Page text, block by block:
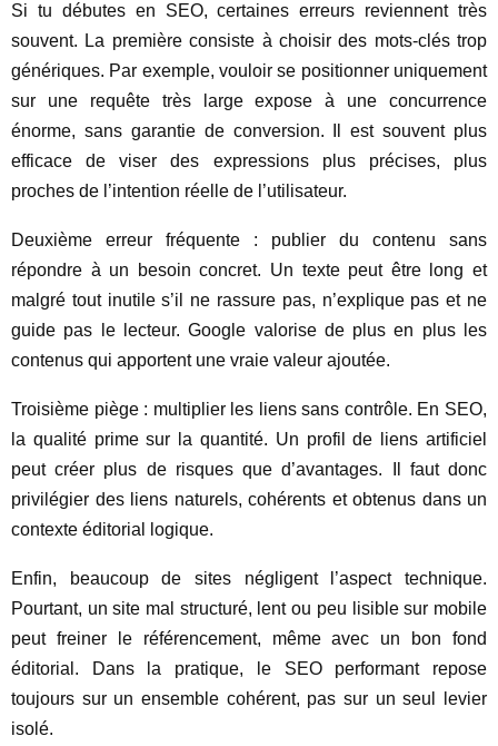
Si tu débutes en SEO, certaines erreurs reviennent très
souvent. La première consiste à choisir des mots-clés trop
génériques. Par exemple, vouloir se positionner uniquement
sur une requête très large expose à une concurrence
énorme, sans garantie de conversion. Il est souvent plus
efficace de viser des expressions plus précises, plus
proches de l’intention réelle de l’utilisateur.
Deuxième erreur fréquente : publier du contenu sans
répondre à un besoin concret. Un texte peut être long et
malgré tout inutile s’il ne rassure pas, n’explique pas et ne
guide pas le lecteur. Google valorise de plus en plus les
contenus qui apportent une vraie valeur ajoutée.
Troisième piège : multiplier les liens sans contrôle. En SEO,
la qualité prime sur la quantité. Un profil de liens artificiel
peut créer plus de risques que d’avantages. Il faut donc
privilégier des liens naturels, cohérents et obtenus dans un
contexte éditorial logique.
Enfin, beaucoup de sites négligent l’aspect technique.
Pourtant, un site mal structuré, lent ou peu lisible sur mobile
peut freiner le référencement, même avec un bon fond
éditorial. Dans la pratique, le SEO performant repose
toujours sur un ensemble cohérent, pas sur un seul levier
isolé.